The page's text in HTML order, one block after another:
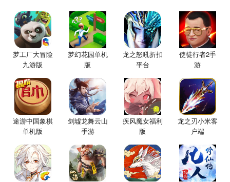
梦工厂大冒险
九游版
梦幻花园单机
版
龙之怒吼折扣
平台
使徒行者2手
游
途游中国象棋
单机版
剑墟龙舞云山
手游
疾风魔女福利
版
龙之刃小米客
户端